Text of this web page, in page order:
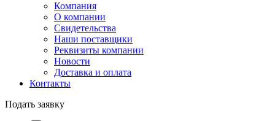
Компания
О компании
Свидетельства
Наши поставщики
Реквизиты компании
Новости
Доставка и оплата
Контакты
Подать заявку